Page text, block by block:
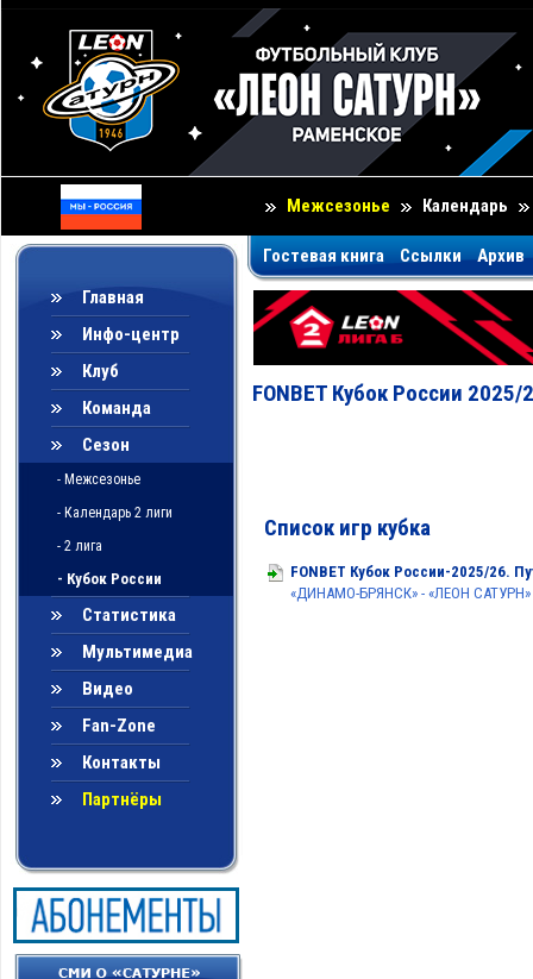
Межсезонье Календарь
Главная
Инфо-центр
Клуб
Команда
Сезон
- Межсезонье
- Календарь 2 лиги
- 2 лига
- Кубок России
Статистика
Мультимедиа
Видео
Fan-Zone
Контакты
Партнёры
Гостевая книга Ссылки Архив
FONBET Кубок России 2025/
Список игр кубка
FONBET Кубок России-2025/26.
«ДИНАМО-БРЯНСК» - «ЛЕОН САТУРН»